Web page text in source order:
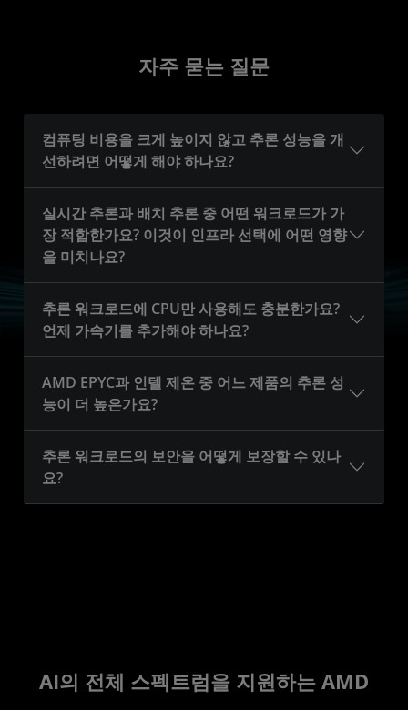
자주 묻는 질문
컴퓨팅 비용을 크게 높이지 않고 추론 성능을 개
선하려면 어떻게 해야 하나요?
실시간 추론과 배치 추론 중 어떤 워크로드가 가
장 적합한가요? 이것이 인프라 선택에 어떤 영향
을 미치나요?
추론 워크로드에 CPU만 사용해도 충분한가요?
언제 가속기를 추가해야 하나요?
AMD EPYC과 인텔 제온 중 어느 제품의 추론 성
능이 더 높은가요?
추론 워크로드의 보안을 어떻게 보장할 수 있나
요?
AI의 전체 스펙트럼을 지원하는 AMD